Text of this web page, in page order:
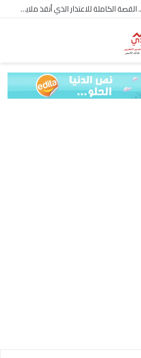
إذا أخطأنا سامحونا”.. القصة الكاملة للاعتذار الذي أنقذ ملايين “إعمار” في الساحل الشمالي